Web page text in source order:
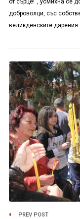
от сърце!“, усмихна се
доброволци, със
великденските дарения.
PREV POST